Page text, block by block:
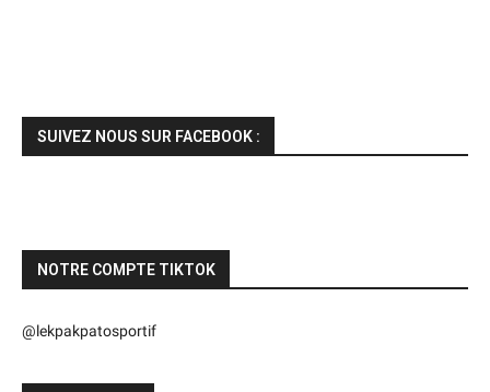
SUIVEZ NOUS SUR FACEBOOK :
NOTRE COMPTE TIKTOK
@lekpakpatosportif